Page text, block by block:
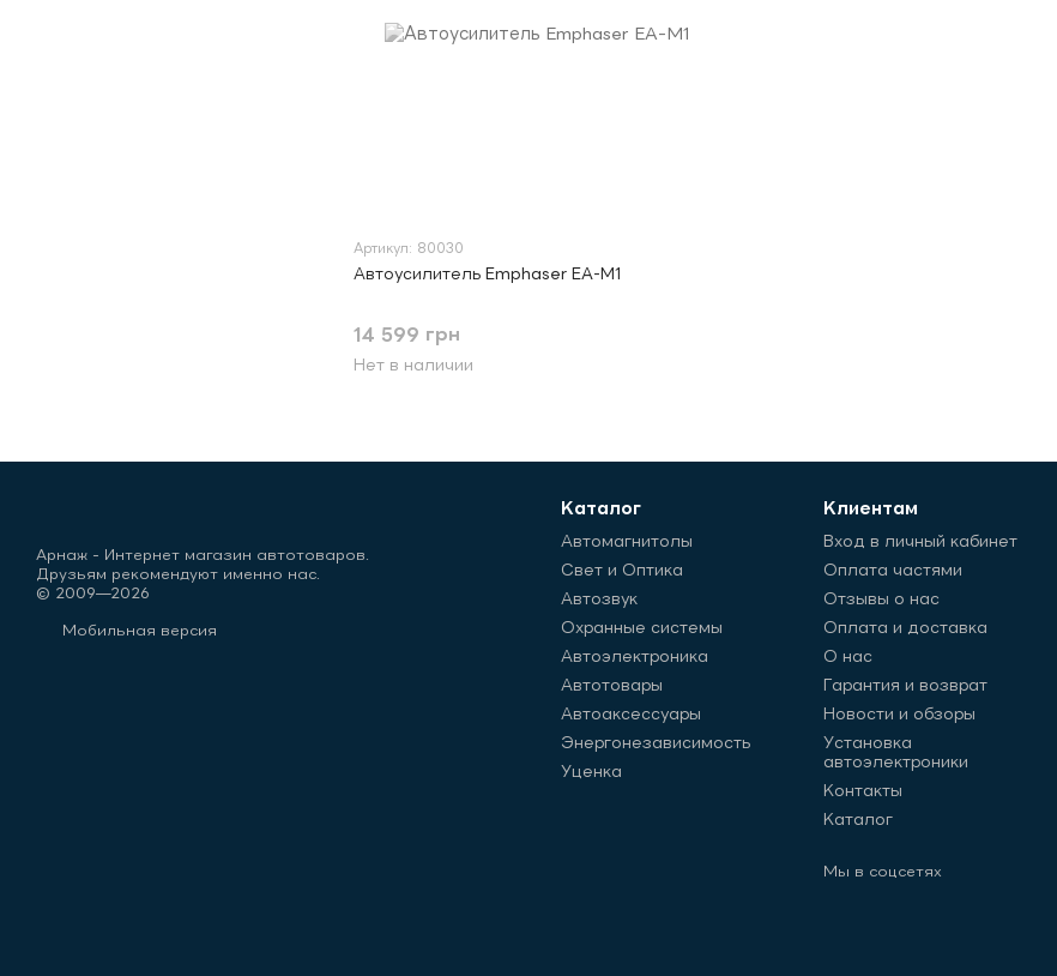
Артикул: 80030
Автоусилитель Emphaser EA-M1
14 599 грн
Нет в наличии
Арнаж - Интернет магазин автотоваров.
Друзьям рекомендуют именно нас.
© 2009—2026
Мобильная версия
Каталог
Автомагнитолы
Свет и Оптика
Автозвук
Охранные системы
Автоэлектроника
Автотовары
Автоаксессуары
Энергонезависимость
Уценка
Клиентам
Вход в личный кабинет
Оплата частями
Отзывы о нас
Оплата и доставка
О нас
Гарантия и возврат
Новости и обзоры
Установка
автоэлектроники
Контакты
Каталог
Мы в соцсетях